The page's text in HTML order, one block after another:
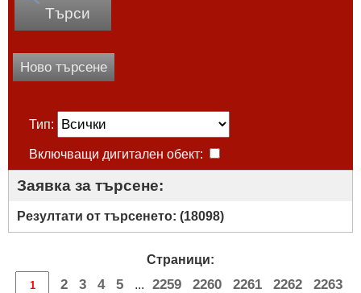
Търси
Ново търсене
Тип:
Включващи дигитален обект:
Заявка за търсене:
Резултати от търсенето: (18098)
Страници:
2 3 4 5 ... 2259 2260 2261 2262 2263